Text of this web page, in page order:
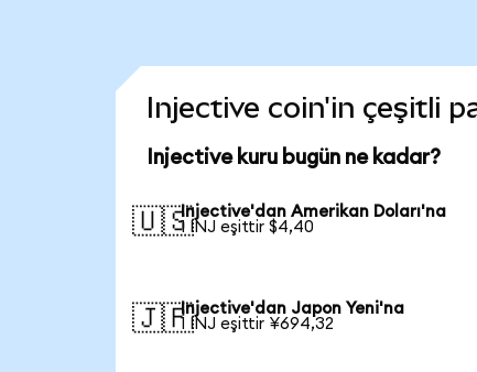
Injective coin'in çeşitli
Injective kuru bugün ne kadar?
🇺🇸Injective'dan Amerikan Doları'na
1 INJ eşittir $4,40
🇯🇵Injective'dan Japon Yeni'na
1 INJ eşittir ¥694,32